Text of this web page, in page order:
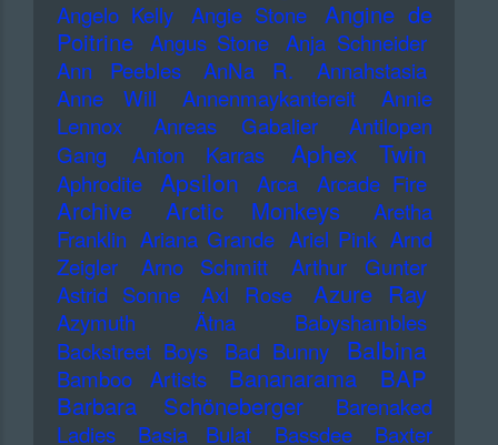
Angelo Kelly
Angie Stone
Angine de
Poitrine Angus Stone Anja Schneider
Ann Peebles
AnNa R.
Annahstasia
Anne Will
Annenmaykantereit
Annie
Lennox
Anreas Gabalier
Antilopen
Gang
Anton Karras Aphex Twin
Aphrodite Apsilon Arca Arcade Fire
Archive Arctic Monkeys
Aretha
Franklin Ariana Grande Ariel Pink Arnd
Zeigler
Arno Schmitt
Arthur Gunter
Astrid Sonne
Axl Rose Azure Ray
Azymuth Ätna
Babyshambles
Backstreet Boys
Bad Bunny Balbina
Bamboo Artists Bananarama
BAP
Barbara Schöneberger
Barenaked
Ladies
Basia Bulat Bassdee
Baxter